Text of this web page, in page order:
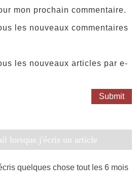
mon prochain commentaire.
les nouveaux commentaires
les nouveaux articles par e-
lorsque j'écris un article
quelques chose tout les 6 mois